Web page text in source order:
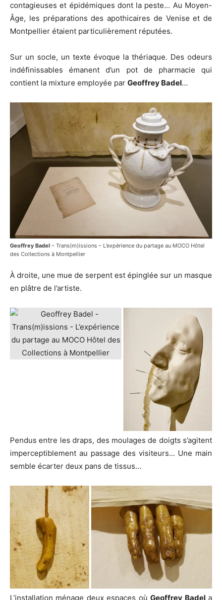
contagieuses et épidémiques dont la peste… Au Moyen-
Âge, les préparations des apothicaires de Venise et de
Montpellier étaient particulièrement réputées.
Sur un socle, un texte évoque la thériaque. Des odeurs
indéfinissables émanent d’un pot de pharmacie qui
contient la mixture employée par Geoffrey Badel…
Geoffrey Badel – Trans(m)issions – L’expérience du partage au MOCO Hôtel
des Collections à Montpellier
À droite, une mue de serpent est épinglée sur un masque
en plâtre de l’artiste.
Pendus entre les draps, des moulages de doigts s’agitent
imperceptiblement au passage des visiteurs… Une main
semble écarter deux pans de tissus…
L’installation ménage deux espaces oùGeoffrey Badela